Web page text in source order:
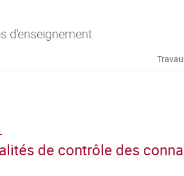
d'enseignement
de contrôle des